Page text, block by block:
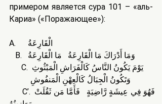
примером является сура 101 – «аль-
Кариа» («Поражающее»):
A.      الْقَارِعَةُ
      C.  يَوْمَ يَكُونُ النَّاسُ كَالْفَرَاشِ الْمَبْثُوثِ